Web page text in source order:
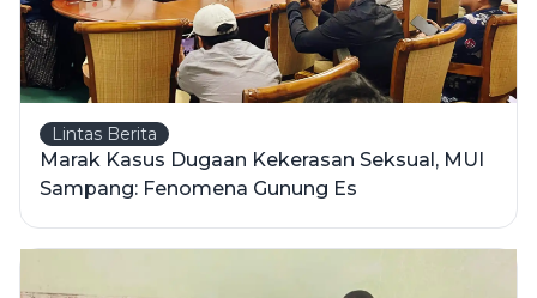
Lintas Berita
Marak Kasus Dugaan Kekerasan Seksual, MUI
Sampang: Fenomena Gunung Es